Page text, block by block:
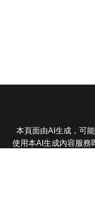
本頁面由AI生成，可
使用本AI生成內容服務